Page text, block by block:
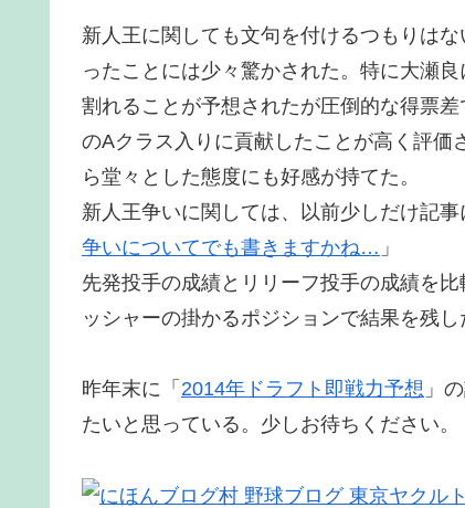
新人王に関しても文句を付けるつもりは
ったことには少々驚かされた。特に大瀬
割れることが予想されたが圧倒的な得票
のAクラス入りに貢献したことが高く評
ら堂々とした態度にも好感が持てた。
新人王争いに関しては、以前少しだけ記
争いについてでも書きますかね… 」
先発投手の成績とリリーフ投手の成績を
ッシャーの掛かるポジションで結果を残
昨年末に「 2014年ドラフト即戦力予想 」
たいと思っている。少しお待ちください。